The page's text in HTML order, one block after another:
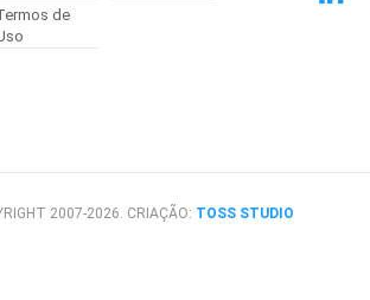
de
2007-2026. CRIAÇÃO: TOSS STUDIO